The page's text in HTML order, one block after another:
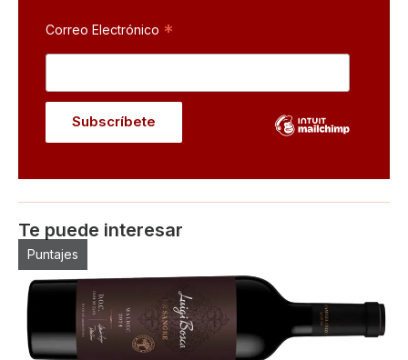
Correo Electrónico *
Te puede interesar
Puntajes